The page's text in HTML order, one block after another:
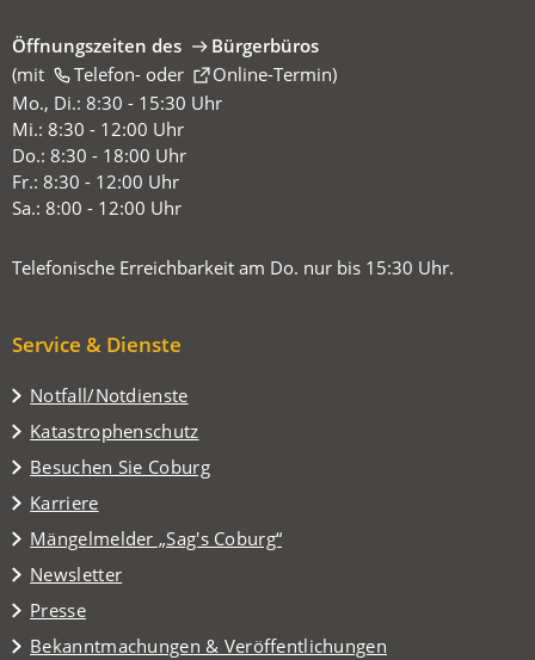
Öffnungszeiten des
Bürgerbüros
(mit
Telefon-oder Online-Termin
(Öffnet
in
einem
neuen
Tab)
)
Mo., Di.: 8:30 - 15:30 Uhr
Mi.: 8:30 - 12:00 Uhr
Do.: 8:30 - 18:00 Uhr
Fr.: 8:30 - 12:00 Uhr
Sa.: 8:00 - 12:00 Uhr
Telefonische Erreichbarkeit am Do. nur bis 15:30 Uhr.
Service & Dienste
Notfall/Notdienste
Katastrophenschutz
Besuchen Sie Coburg
(Öffnet
in
einem
neuen
Tab)
Karriere
Mängelmelder „Sag's Coburg“
(Öffnet
in
einem
neuen
Tab)
Newsletter
Presse
Bekanntmachungen & Veröffentlichungen